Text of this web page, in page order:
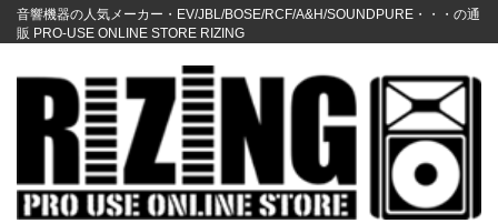
音響機器の人気メーカー・EV/JBL/BOSE/RCF/A&H/SOUNDPURE・・・の通
販 PRO-USE ONLINE STORE RIZING